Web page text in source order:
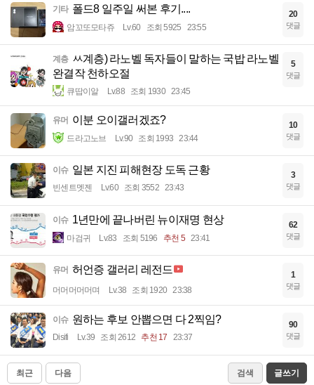
기타 폴드8 일주일 써본 후기....
암꼬또모타쥬 Lv.60 조회 5925 23:55
20
댓글
계층 ㅆ계층) 라노벨 독자들이 말하는 국밥 라노벨
완결작 천하오절
큐땁이알 Lv.88 조회 1930 23:45
5
댓글
유머 이분 오이갤러겠죠?
드라고노브 Lv.90 조회 1993 23:44
10
댓글
이슈 일본 지진 피해현장 도독 근황
빈센트멧젠 Lv.60 조회 3552 23:43
3
댓글
이슈 1년만에 끝나버린 뉴이재명 현상
마검귀 Lv.83 조회 5196 추천 5 23:41
62
댓글
유머 허언증 갤러리 레전드
머머머머머며 Lv.38 조회 1920 23:38
1
댓글
이슈 원하는 후보 안뽑으면 다 2찍임?
Disifi Lv.39 조회 2612 추천 17 23:37
90
댓글
최근 다음 검색 글쓰기